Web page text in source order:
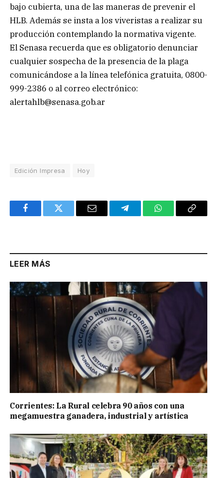
bajo cubierta, una de las maneras de prevenir el
HLB. Además se insta a los viveristas a realizar su
producción contemplando la normativa vigente.
El Senasa recuerda que es obligatorio denunciar
cualquier sospecha de la presencia de la plaga
comunicándose a la línea telefónica gratuita, 0800-
999-2386 o al correo electrónico:
alertahlb@senasa.gob.ar
Edición Impresa Hoy
FacebookTwitter Email TelegramWhatsAppCopy
LEER MÁS
Corrientes: La Rural celebra 90 años con una
megamuestra ganadera, industrial y artística